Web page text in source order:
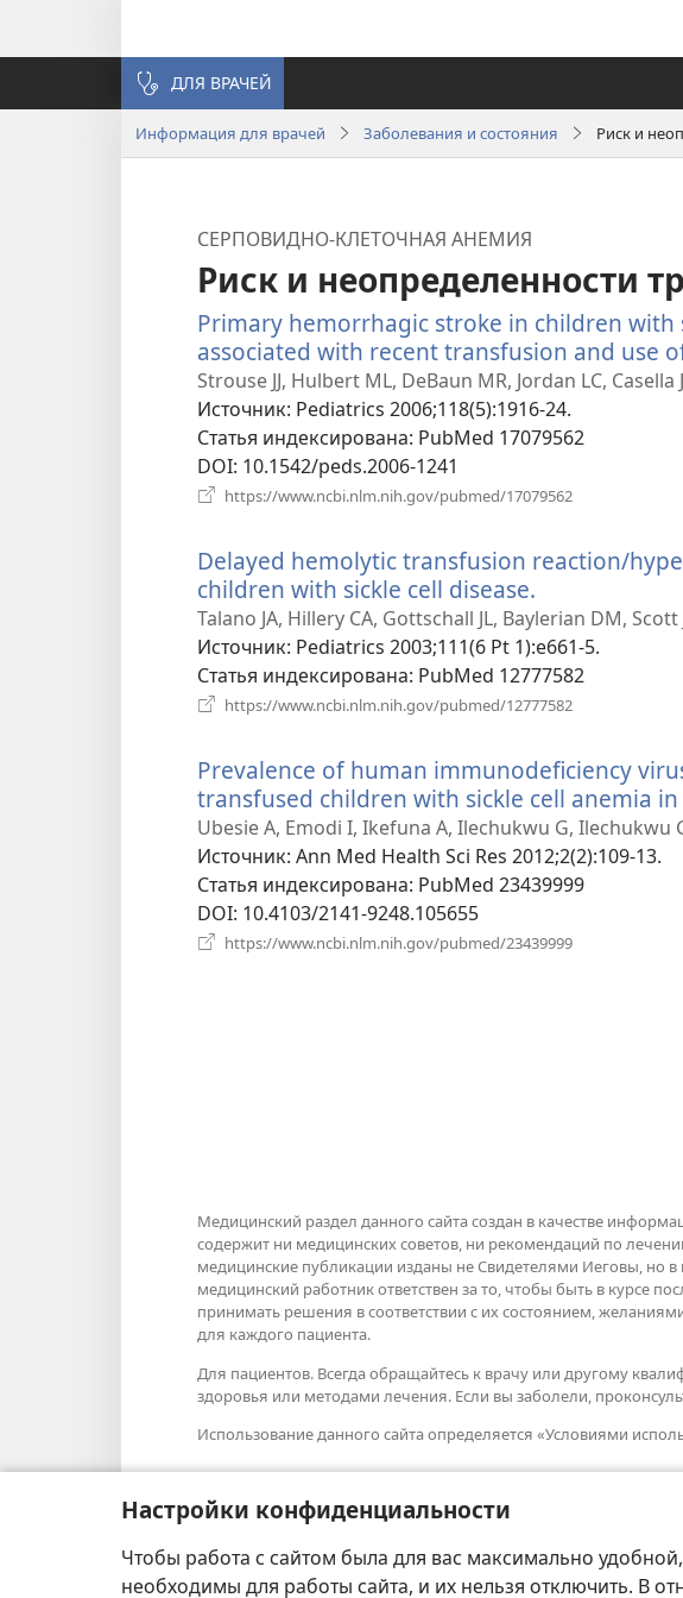
Настройки конфиденциальности
Чтобы работа с сайтом была для вас максимально
необходимы для работы сайта, и их нельзя отключить. В
ДЛЯ ВРАЧЕЙ
Информация для врачей Заболевания и состояния Риск и
СЕРПОВИДНО-КЛЕТОЧНАЯ АНЕМИЯ
Риск и неопределенности
Primary hemorrhagic stroke in children with
associated with recent transfusion and use
Strouse JJ, Hulbert ML, DeBaun MR, Jordan LC, Casella
Источник‎: Pediatrics 2006;118(5):1916-24.
Статья индексирована‎: PubMed 17079562
DOI‎: 10.1542/peds.2006-1241
https://www.ncbi.nlm.nih.gov/pubmed/17079562
окне)
Delayed hemolytic transfusion reaction/
children with sickle cell disease.
в
новом
окне)
Talano JA, Hillery CA, Gottschall JL, Baylerian DM, Scott
Источник‎: Pediatrics 2003;111(6 Pt 1):e661-5.
Статья индексирована‎: PubMed 12777582
https://www.ncbi.nlm.nih.gov/pubmed/12777582
окне)
Prevalence of human immunodeficiency
transfused children with sickle cell anemia
Ubesie A, Emodi I, Ikefuna A, Ilechukwu G, Ilechukwu
Источник‎: Ann Med Health Sci Res 2012;2(2):109-13.
Статья индексирована‎: PubMed 23439999
DOI‎: 10.4103/2141-9248.105655
https://www.ncbi.nlm.nih.gov/pubmed/23439999
Медицинский раздел данного сайта создан в качестве
содержит ни медицинских советов, ни рекомендаций по
медицинские публикации изданы не Свидетелями Иеговы, но
медицинский работник ответствен за то, чтобы быть в курсе
принимать решения в соответствии с их состоянием,
для каждого пациента.
Для пациентов. Всегда обращайтесь к врачу или другому
здоровья или методами лечения. Если вы заболели,
Использование данного сайта определяется «Условиями
Настроить внешний вид